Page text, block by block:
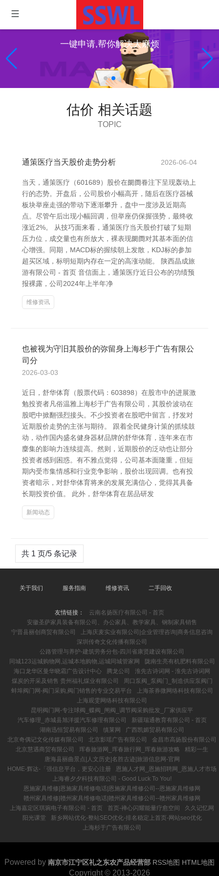
一键申请,帮你解决大麻烦
估价 相关话题
TOPIC
通策医疗当天股价走势分析 2026-06-04
当天，通策医疗（601689）股价在阛阓眷注下呈现轰动上
行的态势。开盘后，公司股价小幅高开，随后在医疗器械
板块举座走强的带动下逐渐攀升，盘中一度涉及近期高
点。尽管午后出现小幅回调，但举座仍保握强势，最终收
涨近2%。 从技巧面来看，通策医疗当天股价打破了短期
压力位，成交量也有所放大，裸表现阛阓对其基本面的信
心增强。同期，MACD标的握续朝上发散，KDJ标的参加
超买区域，标明短期内存在一定的高涨动能。 陕西晶成旅
游有限公司 - 首页 音信面上，通策医疗近日公布的功绩预
报裸露，公司2024年上半年净
维修资讯
也被视为守旧其股价的弥留身上海杉于广告有限公
司分
2026-03-03
近日，舒华体育（股票代码：603898）在股市中的进展激
勉投资者凡俗温雅上海杉于广告有限公司，其股价波动在
股吧中掀翻强烈接头。不少投资者在股吧中留言，抒发对
近期股价走势的主张与期待。 跟着全民健身计策的抓续鼓
动，动作国内盛名健身器材品牌的舒华体育，连年来在市
麇集的影响力连续提高。然则，近期股价的泛动也让部分
投资者感到困惑。有不雅点觉得，公司基本面隆重，但短
期内受市集情感和行业竞争影响，股价出现回调。也有投
资者暗示，对舒华体育将来的发展充满信心，觉得其具备
长期投资价值。 此外，舒华体育在居品研发
新闻动态
共 1 页/5 条记录
关于我们 服务指南 维修资讯 二手回收
友情链接：
云南名扬医疗有限公司 - 首页
安徽圣萨家具装备有限公司、办公家具、教学家具、钢制家具销售
宁晋县丽创商贸有限公司
上海庆麦实业有限公司|企业管理咨询|商务信息咨询
深圳传奇文化传播有限公司
公路管理与养护-建筑劳务分包-四川省康贤建设有限公司
同城123运城购物网,运城本地购物,运城同城管家网
陇南生亮有机肥料有限公司
海口龙华区曼华晓霜广告设计中心
腾龙公司
淮先古诗词网 - 淮先古诗词网
煤炭的开采及销售 贵州福礼煤业有限公司
周口泵阀_泵阀门_制造供应泵阀门
蚌埠阀门网-阀门采购,阀门销售的专业交易平台
上海茶券微网络科技有限公司
上海观雯网络科技有限公司
昆明阀门网-专注球阀_蝶阀_闸阀_调节阀采购批发_厂家供应平
汽车修理_赤城县旭洋援汽车修理有限公司
新疆瑞通教育有限公司 - 首页
湖南迅恒贸易有限公司
缜莱网
广西凯媚贸易有限公司
北京奇偶记文化传媒有限公司
北京影瑶广告有限公司
金昌市高扬股份有限公司
北京慧遇商贸有限公司
珲春旅游网_珲春旅行网_珲春旅游攻略
精彩一生
唐海县丽曲景点|人文历史|名胜古迹|旅游信息网-官网
HOME-辉达-「强信息平台，更安心注册
恩施人才网_恩施招聘网_恩施人才市场
上海睿夕夕科技有限公司 - Good Luck To You!
恩施家具维修|恩施家具维修电话|恩施家具维修公司--恩施家具维修网
赣州家具维修|赣州家具维修电话|赣州家具维修公司--赣州家具维修网
上海嘉定区琪琬电子有限公司 - 首页
首页-禅心闪耀能量疗愈空间
久久记忆网
阳光课堂
新乡网站优化-整站SEO优化-排名稳定上首页-网站seo优化
上海杉于广告有限公司
Powered by 南京市江宁区礼之东农产品经营部 RSS地图 HTML地图
Copyright © 2013-2026